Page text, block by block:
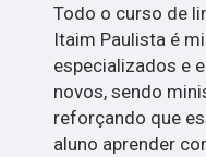
Todo o curso de
Itaim Paulista é
especializados e
novos, sendo
reforçando que
aluno aprender